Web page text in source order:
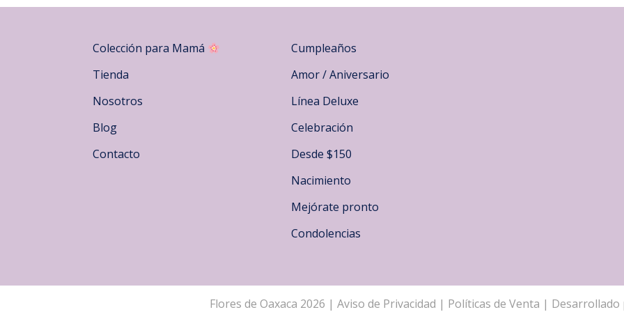
Colección para Mamá
Tienda
Nosotros
Blog
Contacto
Cumpleaños
Amor / Aniversario
Línea Deluxe
Celebración
Desde $150
Nacimiento
Mejórate pronto
Condolencias
Flores de Oaxaca 2026 | Aviso de Privacidad | Políticas de Venta |